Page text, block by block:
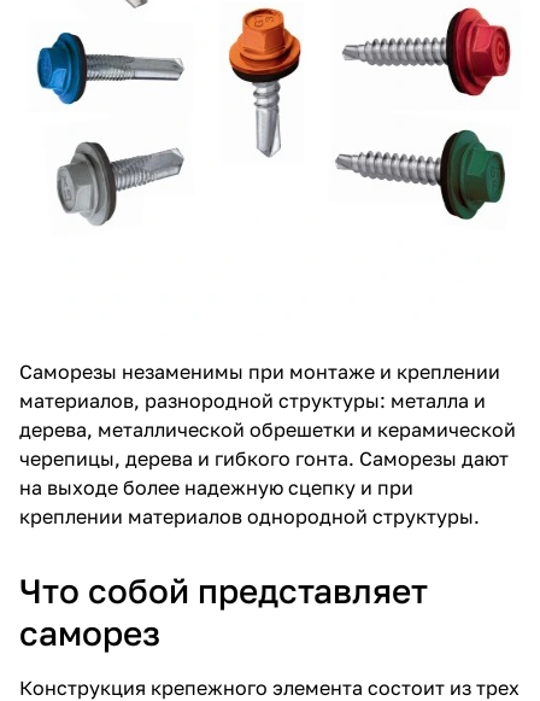
Саморезы незаменимы при монтаже и креплении
материалов, разнородной структуры: металла и
дерева, металлической обрешетки и керамической
черепицы, дерева и гибкого гонта. Саморезы дают
на выходе более надежную сцепку и при
креплении материалов однородной структуры.
Что собой представляет
саморез
Конструкция крепежного элемента состоит из трех